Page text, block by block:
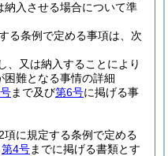
納入させる場合について準
る条例で定める事項は、次
、又は納入することにより
難となる事情の詳細
まで及び第6号に掲げる事
に規定する条例で定める
第4号までに掲げる書類とす